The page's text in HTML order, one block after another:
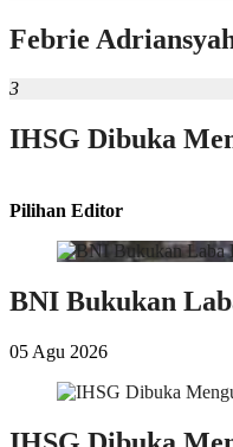
Febrie
3
IHSG Dibuka
Pilihan Editor
BNI Bukukan
05 Agu 2026